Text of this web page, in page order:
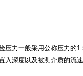
压力一般采用公称压力的
入深度以及被测介质的流